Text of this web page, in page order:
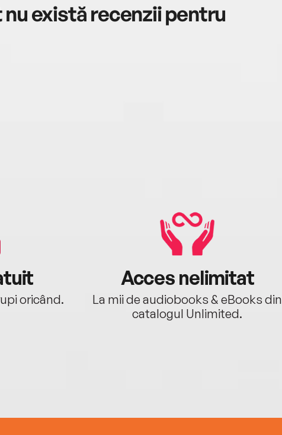
există recenzii pentru
oricând.
Acces nelimitat
La mii de audiobooks & eBooks din
catalogul Unlimited.